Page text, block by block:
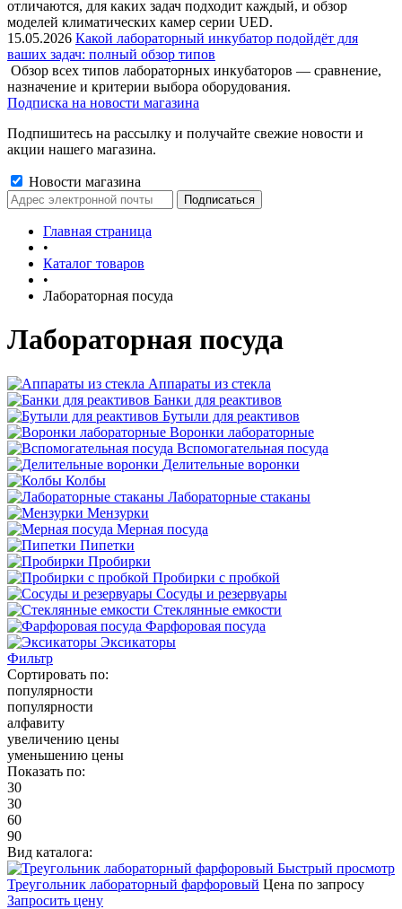
отличаются, для каких задач подходит каждый, и обзор
моделей климатических камер серии UED.
15.05.2026 Какой лабораторный инкубатор подойдёт для
ваших задач: полный обзор типов
Обзор всех типов лабораторных инкубаторов — сравнение,
назначение и критерии выбора оборудования.
Подписка на новости магазина
Подпишитесь на рассылку и получайте свежие новости и
акции нашего магазина.
Новости магазина
Главная страница
•
Каталог товаров
•
Лабораторная посуда
Лабораторная посуда
Аппараты из стекла
Банки для реактивов
Бутыли для реактивов
Воронки лабораторные
Вспомогательная посуда
Делительные воронки
Колбы
Лабораторные стаканы
Мензурки
Мерная посуда
Пипетки
Пробирки
Пробирки с пробкой
Сосуды и резервуары
Стеклянные емкости
Фарфоровая посуда
Эксикаторы
Фильтр
Сортировать по:
популярности
популярности
алфавиту
увеличению цены
уменьшению цены
Показать по:
30
30
60
90
Вид каталога:
Быстрый просмотр
Треугольник лабораторный фарфоровый Цена по запросу
Запросить цену